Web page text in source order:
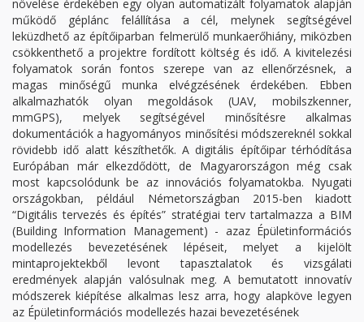
növelése érdekében egy olyan automatizált folyamatok alapján
működő géplánc felállítása a cél, melynek segítségével
leküzdhető az építőiparban felmerülő munkaerőhiány, miközben
csökkenthető a projektre fordított költség és idő. A kivitelezési
folyamatok során fontos szerepe van az ellenőrzésnek, a
magas minőségű munka elvégzésének érdekében. Ebben
alkalmazhatók olyan megoldások (UAV, mobilszkenner,
mmGPS), melyek segítségével minősítésre alkalmas
dokumentációk a hagyományos minősítési módszereknél sokkal
rövidebb idő alatt készíthetők. A digitális építőipar térhódítása
Európában már elkezdődött, de Magyarországon még csak
most kapcsolódunk be az innovációs folyamatokba. Nyugati
országokban, például Németországban 2015-ben kiadott
“Digitális tervezés és építés” stratégiai terv tartalmazza a BIM
(Building Information Management) - azaz Épületinformációs
modellezés bevezetésének lépéseit, melyet a kijelölt
mintaprojektekből levont tapasztalatok és vizsgálati
eredmények alapján valósulnak meg. A bemutatott innovatív
módszerek kiépítése alkalmas lesz arra, hogy alapköve legyen
az Épületinformációs modellezés hazai bevezetésének